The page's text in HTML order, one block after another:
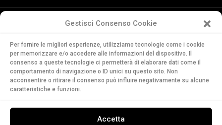
Gestisci Consenso Cookie
Per fornire le migliori esperienze, utilizziamo tecnologie come i cookie
per memorizzare e/o accedere alle informazioni del dispositivo. Il
consenso a queste tecnologie ci permetterà di elaborare dati come il
comportamento di navigazione o ID unici su questo sito. Non
acconsentire o ritirare il consenso può influire negativamente su alcune
caratteristiche e funzioni.
Accetta
della Svizzera Italiana
Via Soldino 9
CH-6900 Lugano
T. +41 91 960 30 40
LEGGI